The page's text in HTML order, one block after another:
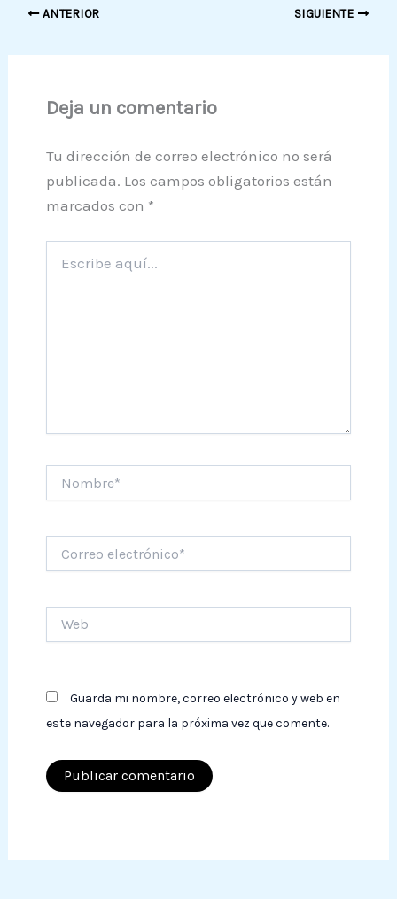
ANTERIOR SIGUIENTE
Deja un comentario
Tu dirección de correo electrónico no será
publicada. Los campos obligatorios están
marcados con *
aquí...
electrónico*
Guarda mi nombre, correo electrónico y web en
este navegador para la próxima vez que comente.